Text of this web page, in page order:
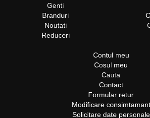
Genti
Branduri
Noutati
Reduceri
Contul meu
Cosul meu
Cauta
Contact
Formular retur
Modificare consimtamant
Solicitare date personale